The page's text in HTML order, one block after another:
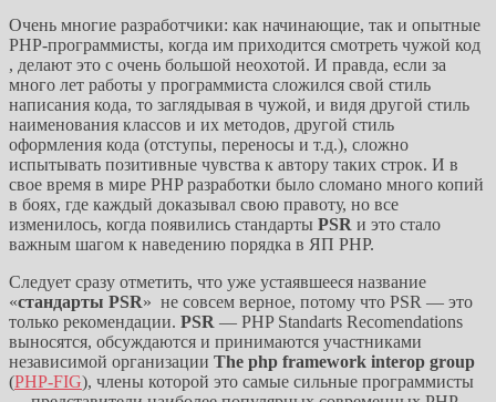
Очень многие разработчики: как начинающие, так и опытные
PHP-программисты, когда им приходится смотреть чужой код
, делают это с очень большой неохотой. И правда, если за
много лет работы у программиста сложился свой стиль
написания кода, то заглядывая в чужой, и видя другой стиль
наименования классов и их методов, другой стиль
оформления кода (отступы, переносы и т.д.), сложно
испытывать позитивные чувства к автору таких строк. И в
свое время в мире PHP разработки было сломано много копий
в боях, где каждый доказывал свою правоту, но все
изменилось, когда появились стандарты PSR и это стало
важным шагом к наведению порядка в ЯП PHP.
Следует сразу отметить, что уже устаявшееся название
«стандарты PSR» не совсем верное, потому что PSR — это
только рекомендации. PSR — PHP Standarts Recomendations
выносятся, обсуждаются и принимаются участниками
независимой организации The php framework interop group
(PHP-FIG), члены которой это самые сильные программисты